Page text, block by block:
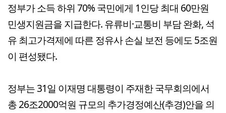
정부가 소득 하위 70% 국민에게 1인당 최대 60만원
민생지원금을 지급한다. 유류비·교통비 부담 완화, 석
유 최고가격제에 따른 정유사 손실 보전 등에도 5조원
이 편성됐다.
정부는 31일 이재명 대통령이 주재한 국무회의에서
총 26조2000억원 규모의 추가경정예산(추경)안을 의